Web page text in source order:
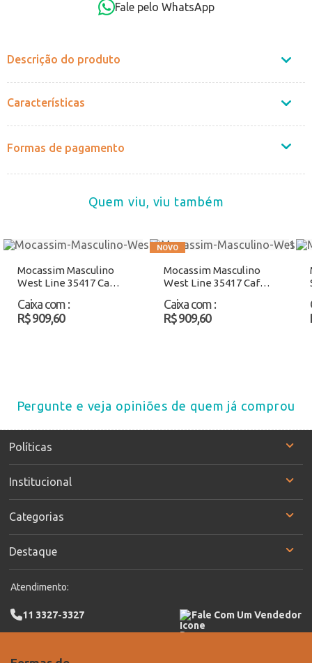
Fale pelo WhatsApp
Descrição do produto
Características
Formas de pagamento
Quem viu, viu também
Mocassim Masculino
West Line 35417 Camel
Caixa com :
R$ 909,60
Mocassim Masculino
West Line 35417 Café
Caixa com :
R$ 909,60
Pergunte e veja opiniões de quem já comprou
Políticas
Institucional
Categorias
Destaque
Atendimento:
11 3327-3327 Fale Com Um Vendedor